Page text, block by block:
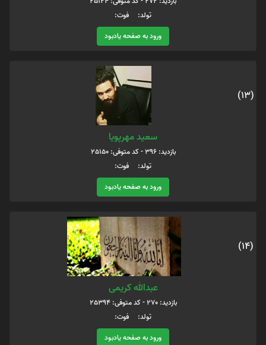
تولد: فوت:
ورود به صفحه یادبود
(13)
سعید مهرپویا
بازدید: 396 - کد متوفی: 25150
تولد: فوت:
ورود به صفحه یادبود
(14)
عبدالله کریمی
بازدید: 270 - کد متوفی: 25394
تولد: فوت:
ورود به صفحه یادبود